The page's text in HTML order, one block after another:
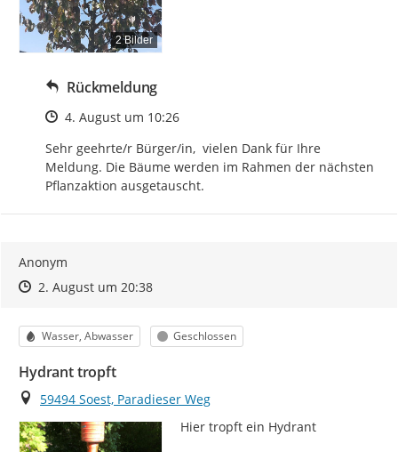
2 Bilder
Rückmeldung
Zeitpunkt des Erstellens
4. August um 10:26
Sehr geehrte/r Bürger/in,  vielen Dank für Ihre
Meldung. Die Bäume werden im Rahmen der nächsten
Pflanzaktion ausgetauscht.
Anonym
Zeitpunkt des Erstellens
Zeitpunkt des Erstellens
2. August um 20:38Zur Äußerung
Kategorie
Wasser, Abwasser Status
Geschlossen
Hydrant tropft
Ort
59494 Soest, Paradieser Weg
Hier tropft ein Hydrant